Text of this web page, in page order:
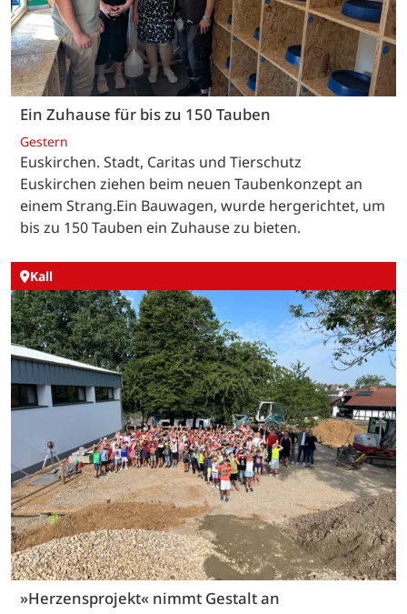
Ein Zuhause für bis zu 150 Tauben
Gestern
Euskirchen. Stadt, Caritas und Tierschutz
Euskirchen ziehen beim neuen Taubenkonzept an
einem Strang.Ein Bauwagen, wurde hergerichtet, um
bis zu 150 Tauben ein Zuhause zu bieten.
Kall
»Herzensprojekt« nimmt Gestalt an